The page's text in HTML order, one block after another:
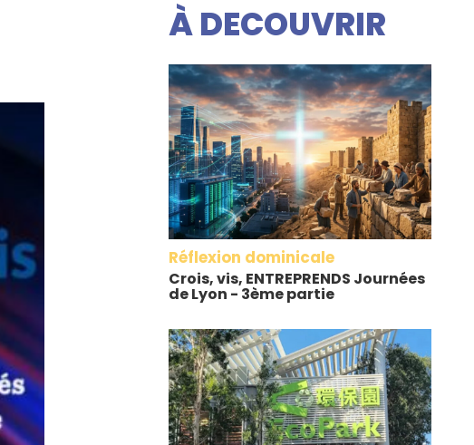
À DECOUVRIR
Réflexion dominicale
Crois, vis, ENTREPRENDS Journées
de Lyon - 3ème partie